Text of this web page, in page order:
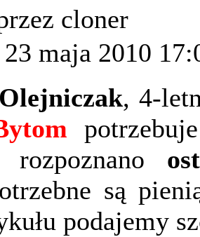
cloner
maja 2010
, 4-
rozpoznano
są
podajemy